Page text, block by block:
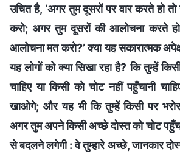
उचित है, ‘अगर तुम दूसरों पर वार करते हो
करो; अगर तुम दूसरों की आलोचना करते
आलोचना मत करो?’ क्या यह सकारात्मक
यह लोगों को क्या सिखा रहा है? कि तुम्हें
चाहिए या किसी को चोट नहीं पहुँचानी
खाओगे; और यह भी कि तुम्हें किसी पर
अगर तुम अपने किसी अच्छे दोस्त को चोट
से बदलने लगेगी : वे तुम्हारे अच्छे, जानकार